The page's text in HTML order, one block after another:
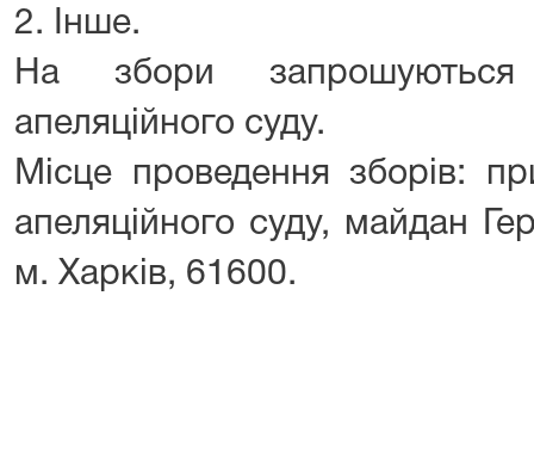
2. Інше.
На збори запрошуються
апеляційного суду.
Місце проведення зборів:
апеляційного суду, майдан
м. Харків, 61600.